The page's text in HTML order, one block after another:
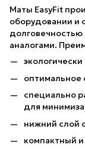
Маты EasyFit
оборудовании и
аналогами.
оптимальное
специально
для
нижний слой
компактный и